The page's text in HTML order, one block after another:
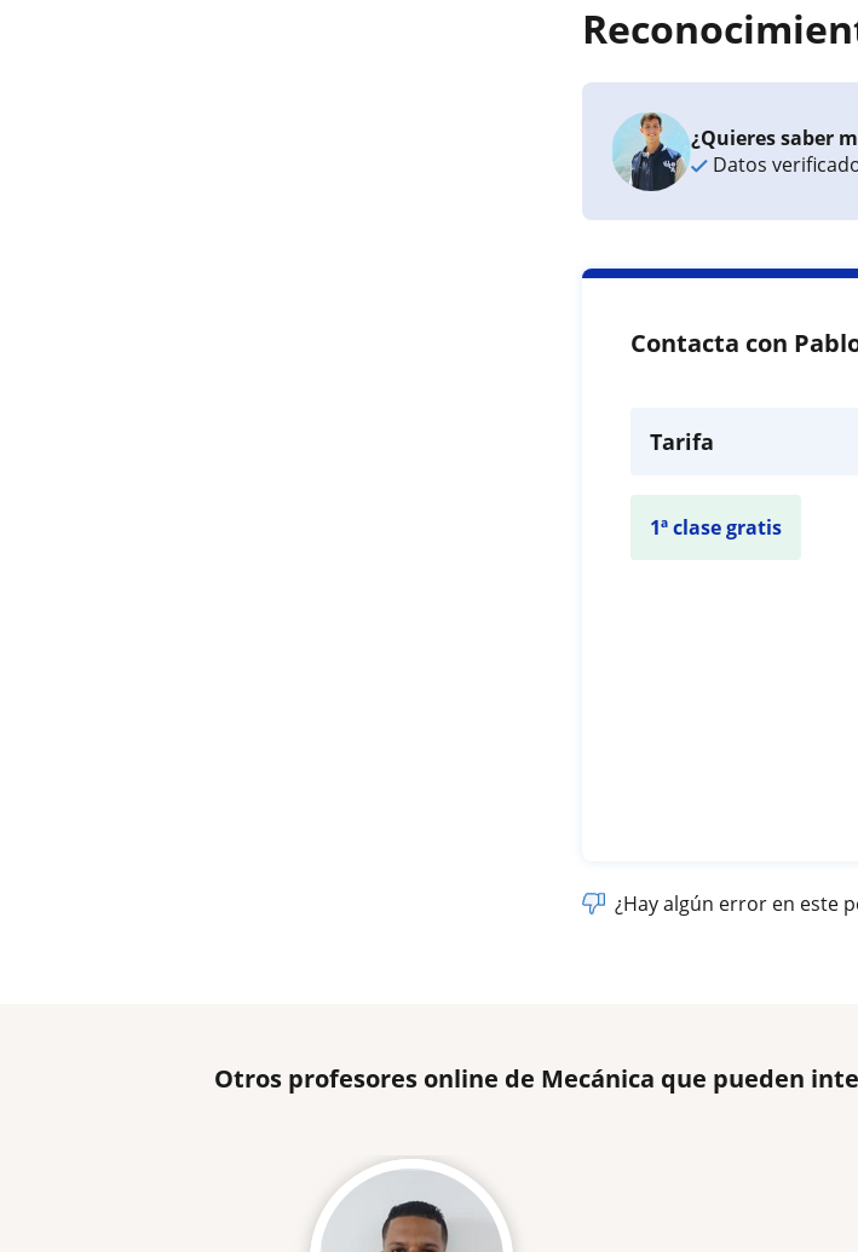
¿Quieres saber
Datos
Contacta con
Tarifa
1ª clase gratis
¿Hay algún error en este
Otros profesores online de Mecánica que pueden